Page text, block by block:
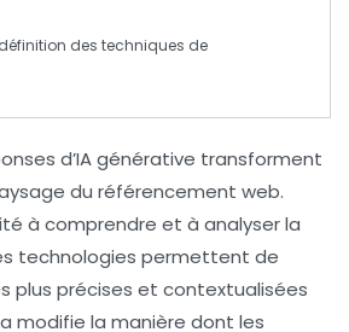
des techniques de
d’IA générative transforment
du référencement web.
à comprendre et à analyser la
technologies permettent de
plus précises et contextualisées
modifie la manière dont les